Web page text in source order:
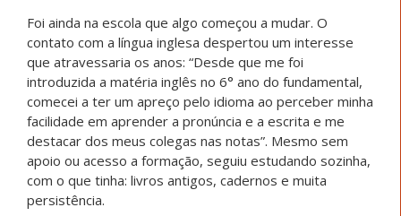
Foi ainda na escola que algo começou a mudar. O
contato com a língua inglesa despertou um interesse
que atravessaria os anos: “Desde que me foi
introduzida a matéria inglês no 6° ano do fundamental,
comecei a ter um apreço pelo idioma ao perceber minha
facilidade em aprender a pronúncia e a escrita e me
destacar dos meus colegas nas notas”. Mesmo sem
apoio ou acesso a formação, seguiu estudando sozinha,
com o que tinha: livros antigos, cadernos e muita
persistência.